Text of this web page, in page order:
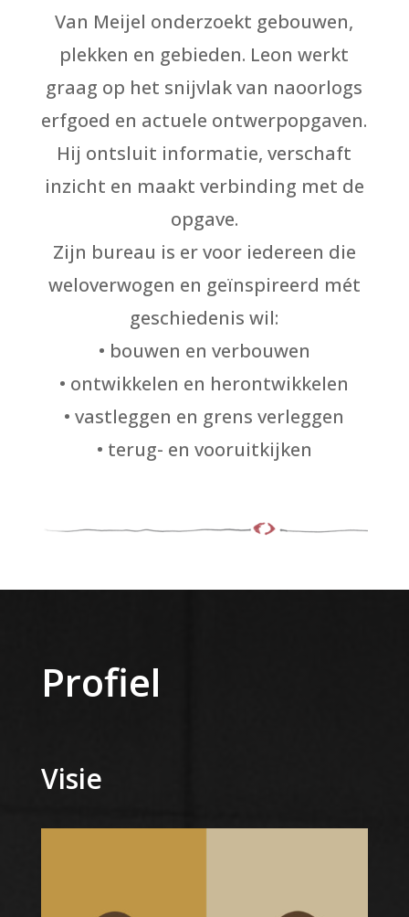
Van Meijel onderzoekt gebouwen,
plekken en gebieden. Leon werkt
graag op het snijvlak van naoorlogs
erfgoed en actuele ontwerpopgaven.
Hij ontsluit informatie, verschaft
inzicht en maakt verbinding met de
opgave.
Zijn bureau is er voor iedereen die
weloverwogen en geïnspireerd mét
geschiedenis wil:
• bouwen en verbouwen
• ontwikkelen en herontwikkelen
• vastleggen en grens verleggen
• terug- en vooruitkijken
Profiel
Visie